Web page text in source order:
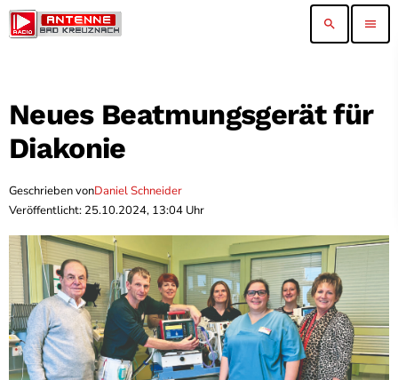
search menu
Neues Beatmungsgerät für
Diakonie
Geschrieben vonDaniel Schneider
Veröffentlicht: 25.10.2024, 13:04 Uhr